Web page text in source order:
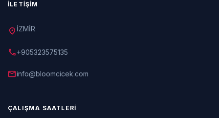
İLETIŞIM
location_on İZMİR
call+905323575135
mailinfo@bloomcicek.com
ÇALIŞMA SAATLERI